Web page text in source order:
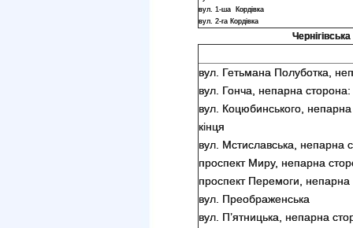
вул. 1-ша Кордівка
вул. 2-га Кордівка
вул. Гетьмана Полуботка,
вул. Гонча, непарна
вул. Коцюбинського,
кінця
вул. Мстиславська, непарна
проспект Миру, непарна
проспект Перемоги,
вул. Преображенська
вул. П’ятницька, непарна